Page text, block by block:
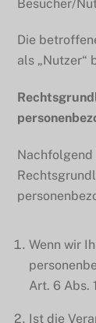
Besucher/
Die
als „Nutzer“
Nachfolgend
Wenn wir
Art. 6 Abs.
Ist die